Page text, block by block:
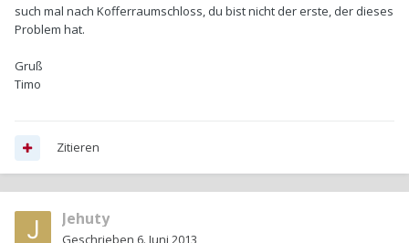
such mal nach Kofferraumschloss, du bist nicht der erste, der dieses
Problem hat.
Gruß
Timo
Zitieren
Jehuty
Geschrieben 6. Juni 2013